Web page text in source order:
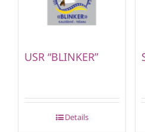
USR “BLINKER”
Details